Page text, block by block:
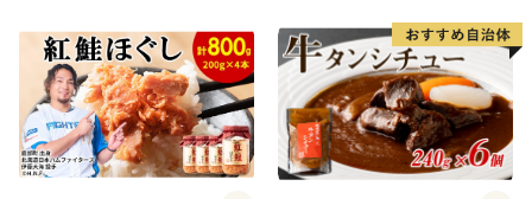
ー ギフト お取り寄せ 日高市